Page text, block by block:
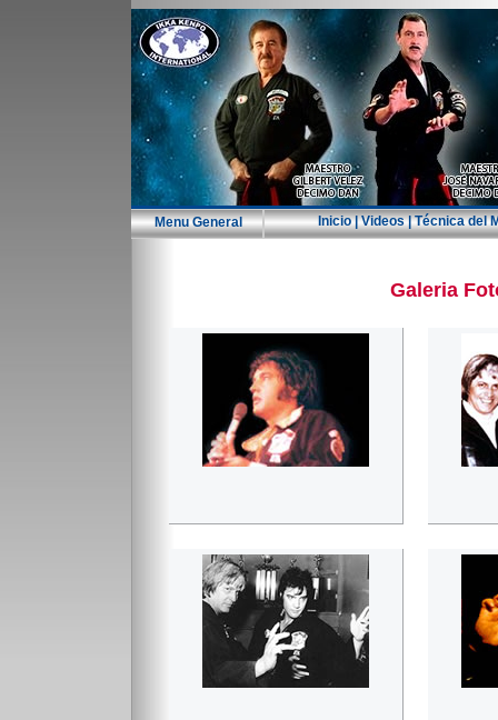
Menu General Inicio|Videos|Técnica del
Galeria